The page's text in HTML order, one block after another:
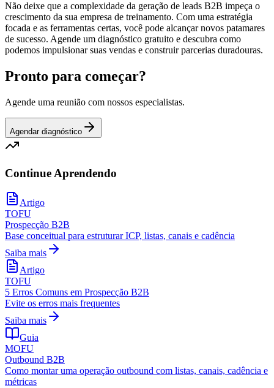
Não deixe que a complexidade da geração de leads B2B impeça o
crescimento da sua empresa de treinamento. Com uma estratégia
focada e as ferramentas certas, você pode alcançar novos patamares
de sucesso. Agende um diagnóstico gratuito e descubra como
podemos impulsionar suas vendas e construir parcerias duradouras.
Pronto para começar?
Agende uma reunião com nossos especialistas.
Agendar diagnóstico
Continue Aprendendo
Artigo
TOFU
Prospecção B2B
Base conceitual para estruturar ICP, listas, canais e cadência
Saiba mais
Artigo
TOFU
5 Erros Comuns em Prospecção B2B
Evite os erros mais frequentes
Saiba mais
Guia
MOFU
Outbound B2B
Como montar uma operação outbound com listas, canais, cadência e
métricas